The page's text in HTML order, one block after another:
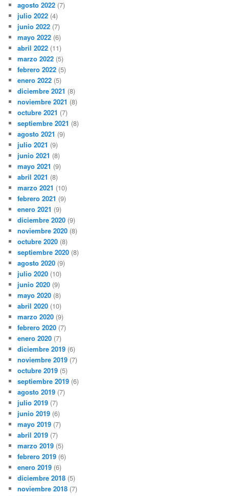
agosto 2022 (7)
julio 2022 (4)
junio 2022 (7)
mayo 2022 (6)
abril 2022 (11)
marzo 2022 (5)
febrero 2022 (5)
enero 2022 (5)
diciembre 2021 (8)
noviembre 2021 (8)
octubre 2021 (7)
septiembre 2021 (8)
agosto 2021 (9)
julio 2021 (9)
junio 2021 (8)
mayo 2021 (9)
abril 2021 (8)
marzo 2021 (10)
febrero 2021 (9)
enero 2021 (9)
diciembre 2020 (9)
noviembre 2020 (8)
octubre 2020 (8)
septiembre 2020 (8)
agosto 2020 (9)
julio 2020 (10)
junio 2020 (9)
mayo 2020 (8)
abril 2020 (10)
marzo 2020 (9)
febrero 2020 (7)
enero 2020 (7)
diciembre 2019 (6)
noviembre 2019 (7)
octubre 2019 (5)
septiembre 2019 (6)
agosto 2019 (7)
julio 2019 (7)
junio 2019 (6)
mayo 2019 (7)
abril 2019 (7)
marzo 2019 (5)
febrero 2019 (6)
enero 2019 (6)
diciembre 2018 (5)
noviembre 2018 (7)